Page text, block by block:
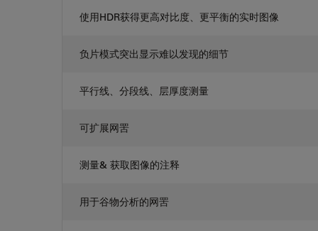
使用HDR获得更高对比度、更平衡的实时图像
负片模式突出显示难以发现的细节
平行线、分段线、层厚度测量
可扩展网罟
测量& 获取图像的注释
用于谷物分析的网罟